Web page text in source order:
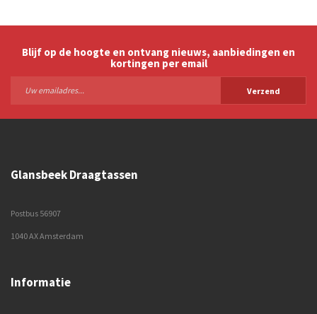
Blijf op de hoogte en ontvang nieuws, aanbiedingen en
kortingen per email
Verzend
Glansbeek Draagtassen
Postbus 56907
1040 AX Amsterdam
Informatie